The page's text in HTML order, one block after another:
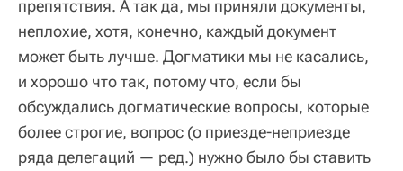
препятствия. А так да, мы приняли документы,
неплохие, хотя, конечно, каждый документ
может быть лучше. Догматики мы не касались,
и хорошо что так, потому что, если бы
обсуждались догматические вопросы, которые
более строгие, вопрос (о приезде-неприезде
ряда делегаций — ред.) нужно было бы ставить